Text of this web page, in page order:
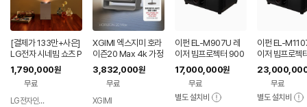
[결제가 133만+사은]
LG전자 시네빔 쇼츠 P
U615U 초단초점 4K
빔프로젝터
1,790,000원
무료
LG전자인증점 e좋은세상
XGIMI 엑스지미 호라
이즌20 Max 4k 가정
용 빔프로젝터
3,832,000원
무료
XGIMI
이펀 EL-M907U 레
이저 빔프로젝터 900
0안시 풀HD WUXG
A 강당용
17,000,000원
무료
별도 설치비
이펀 EL-
이저 빔프로젝
0안시 풀HD
A 강당용 고안
무료
별도 설치비